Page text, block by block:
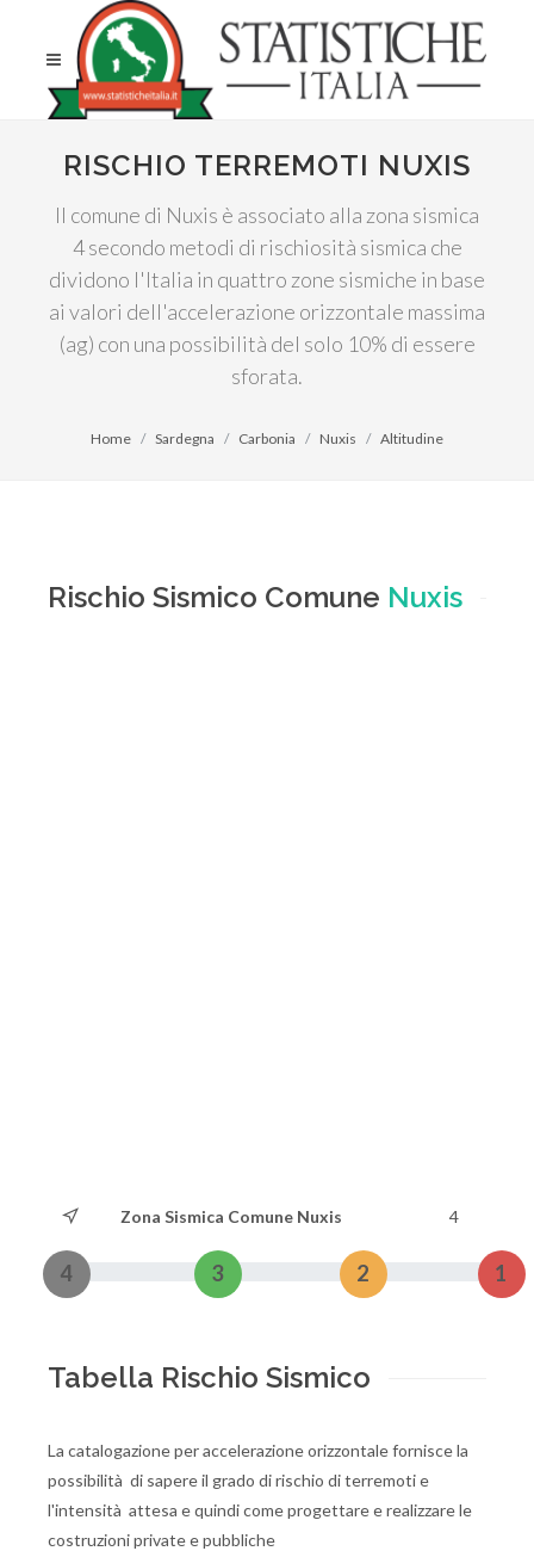
RISCHIO TERREMOTI NUXIS
Il comune di Nuxis è associato alla zona sismica
4 secondo metodi di rischiosità sismica che
dividono l'Italia in quattro zone sismiche in base
ai valori dell'accelerazione orizzontale massima
(ag) con una possibilità del solo 10% di essere
sforata.
Home Sardegna Carbonia Nuxis Altitudine
Rischio Sismico Comune Nuxis
Zona Sismica Comune Nuxis 4
4 3 2 1
Tabella Rischio Sismico
La catalogazione per accelerazione orizzontale fornisce la
possibilità di sapere il grado di rischio di terremoti e
l'intensità attesa e quindi come progettare e realizzare le
costruzioni private e pubbliche